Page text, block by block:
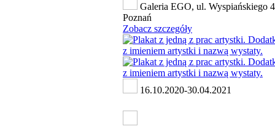
Galeria EGO, ul. Wyspiańskiego
Poznań
Zobacz szczegóły
16.10.2020-30.04.2021